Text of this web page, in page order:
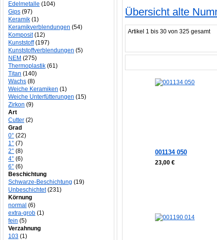
Übersicht alte
Artikel 1 bis 30 von 325 gesamt
001134 050
23,00 €
Edelmetalle (104)
Gips (97)
Keramik (1)
Keramikverblendungen (54)
Komposit(12)
Kunststoff(197)
Kunststoffverblendungen (5)
NEM (275)
Thermoplastik (61)
Titan (140)
Wachs (8)
Weiche Keramiken (1)
Weiche Unterfütterungen (15)
Zirkon (9)
Art
Cutter (2)
Grad
0° (22)
1° (7)
2° (8)
4° (6)
6° (6)
Beschichtung
Schwarze-Beschichtung (19)
Unbeschichtet(231)
Körnung
normal (6)
extra-grob (1)
fein (5)
Verzahnung
103 (1)